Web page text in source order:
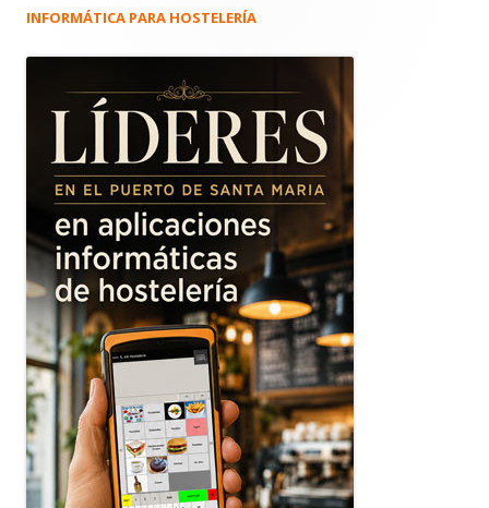
Barra
principal
INFORMÁTICA PARA HOSTELERÍA